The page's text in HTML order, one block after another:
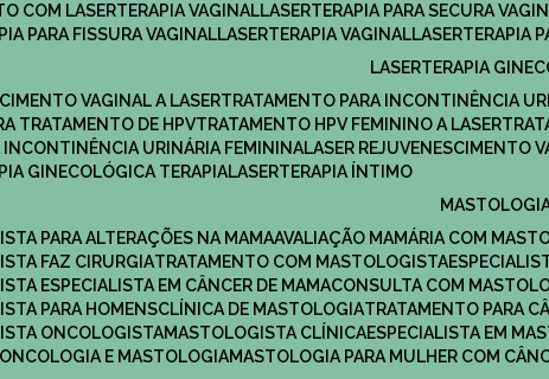
COM LASERTERAPIA​ VAGINAL LASERTERAPIA PARA SECURA
PARA FISSURA VAGINAL​ LASERTERAPIA VAGINAL​ LASERTERAPIA
LASERTERAPIA
VAGINAL A LASER
TRATAMENTO PARA INCONTINÊNCIA
TRATAMENTO DE HPV
TRATAMENTO HPV FEMININO A LASER
INCONTINÊNCIA URINÁRIA FEMININA LASER REJUVENESCIMENTO
GINECOLÓGICA TERAPIA LASERTERAPIA ÍNTIMO
PARA ALTERAÇÕES NA MAMA AVALIAÇÃO MAMÁRIA COM
FAZ CIRURGIA
TRATAMENTO COM MASTOLOGISTA
ESPECIALISTA EM CÂNCER DE MAMA
CONSULTA COM
PARA HOMENS
CLÍNICA DE MASTOLOGIA TRATAMENTO PARA
ONCOLOGISTA
MASTOLOGISTA CLÍNICA ESPECIALISTA EM
ONCOLOGIA E MASTOLOGIA
MASTOLOGIA PARA MULHER COM